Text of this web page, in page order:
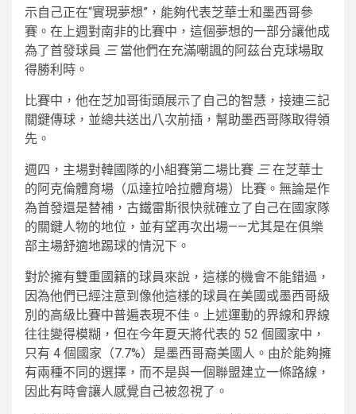
示自己正在“實現夢想”，能夠代表芝華士和墨西哥參
賽。在上週對南非的比賽中，這個夢想的一部分讓他成
為了首發球員 三當他們在充滿嘲諷的阿茲台克球場取
得勝利時。
比賽中，他在芝加哥街頭展示了自己的智慧，接連三記
關鍵傳球，並總共送出八次前插，幫助墨西哥隊取得領
先。
週四，主場對韓國隊的小組賽第二場比賽 三在芝華士
的阿克倫體育場（瓜達拉哈拉體育場）比賽。無論是作
為首發還是替補，古鐵雷斯很快就確立了自己在國家隊
的關鍵人物的地位，並有望再次出場——尤其是在俱樂
部主場舒適地踢球的情況下。
對於擁有雙重國籍的球員來說，這樣的機會不能錯過，
因為他們已經注意到像他這樣的球員在美國或墨西哥級
別的高級比賽中普遍表現不佳。上述運動的界線和界線
往往變得模糊，但在今年夏天將代表的 52 個國家中，
只有 4 個國家（7.7%）是墨西哥裔美國人。由於能夠擁
有兩種不同的選擇，而不是與一個聯盟建立一條路線，
因此有時會讓人感覺自己被忽視了。